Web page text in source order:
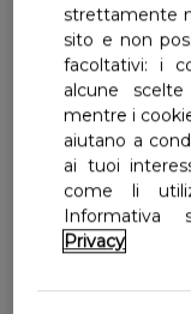
Muscoli e
È un integratore
multiminerale
proteggere le
Lo stress
squilibrio tra i
gli antiossidanti
fattore che può
come
strettamente
sito e non
facoltativi: i
alcune
mentre i
aiutano a
ai tuoi
come li
Informativa
Privacy